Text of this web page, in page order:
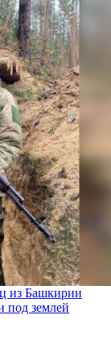
из Башкирии
под землей